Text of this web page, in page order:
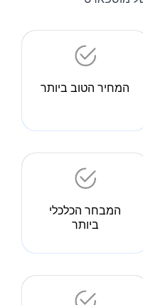
המחיר הטוב ביותר
המבחר הכלכלי
ביותר